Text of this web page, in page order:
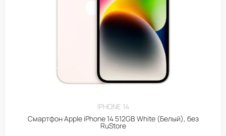
IPHONE 14
Смартфон Apple iPhone 14 512GB White (Белый), без
RuStore